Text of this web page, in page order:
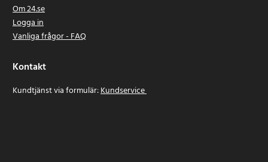
Om 24.se
Logga in
Vanliga frågor - FAQ
Kontakt
Kundtjänst via formulär:Kundservice